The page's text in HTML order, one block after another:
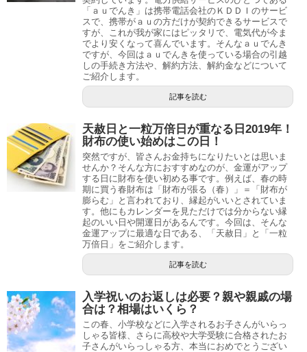
「ａｕでんき」は携帯電話会社のＫＤＤＩのサービ
スで、携帯がａｕの方だけが契約できるサービスで
すが、これが我が家にはピッタリで、電気代が今ま
でより安くなって喜んでいます。そんなａｕでんき
ですが、今回はａｕでんきを使っている場合の引越
しの手続き方法や、解約方法、解約金などについて
ご紹介します。
記事を読む
天赦日と一粒万倍日が重なる日2019年！
財布の使い始めはこの日！
突然ですが、皆さんお金持ちになりたいとは思いま
せんか？そんな方におすすめなのが、金運がアップ
する日に財布を使い初める事です。例えば、春の時
期に買う春財布は「財布が張る（春）」＝「財布が
膨らむ」と言われており、縁起がいいとされていま
す。他にもカレンダーを見ただけでは分からない縁
起のいい日や開運日があるんです。今回は、そんな
金運アップに最適な日である、「天赦日」と「一粒
万倍日」をご紹介します。
記事を読む
入学祝いのお返しは必要？親や親戚の場
合は？相場はいくら？
この春、小学校などに入学されるお子さんがいらっ
しゃる皆様、さらに高校や大学受験に合格されたお
子さんがいらっしゃる方、本当におめでとうござい